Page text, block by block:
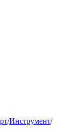
/Инструмент/